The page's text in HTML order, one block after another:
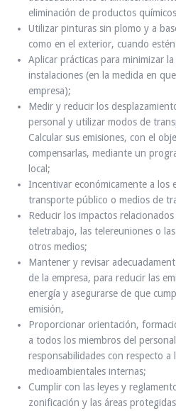
eliminación de productos
Utilizar pinturas sin plomo y a
como en el exterior, cuando
Aplicar prácticas para minimizar
instalaciones (en la medida en
empresa);
Medir y reducir los
personal y utilizar modos de
Calcular sus emisiones, con el
compensarlas, mediante un
local;
Incentivar económicamente a los
transporte público o medios de
Reducir los impactos
teletrabajo, las telereuniones o
otros medios;
Mantener y revisar
de la empresa, para reducir las
energía y asegurarse de que
emisión,
Proporcionar orientación,
a todos los miembros del
responsabilidades con respecto a
medioambientales internas;
Cumplir con las leyes y
zonificación y las áreas